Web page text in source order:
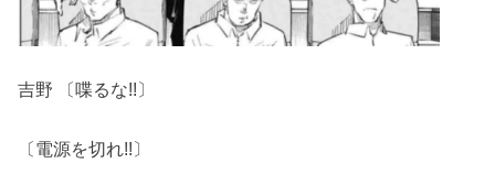
吉野 〔喋るな!!〕
〔電源を切れ!!〕